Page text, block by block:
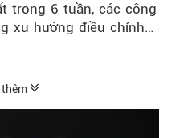
trong 6 tuần, các công
xu hướng điều chỉnh
thêm